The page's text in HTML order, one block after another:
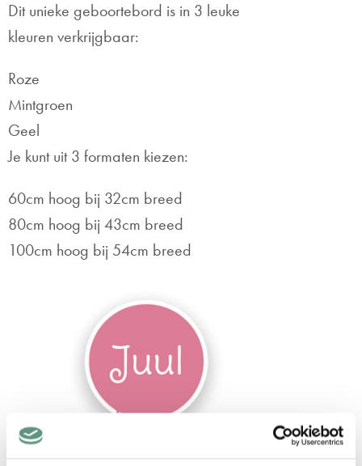
Dit unieke geboortebord is in 3 leuke
kleuren verkrijgbaar:
Roze
Mintgroen
Geel
Je kunt uit 3 formaten kiezen:
60cm hoog bij 32cm breed
80cm hoog bij 43cm breed
100cm hoog bij 54cm breed